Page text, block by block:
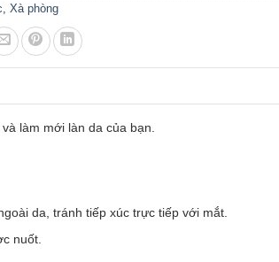
Xà phòng
làm mới làn da của bạn.
da, tránh tiếp xúc trực tiếp với mắt.
nuốt.